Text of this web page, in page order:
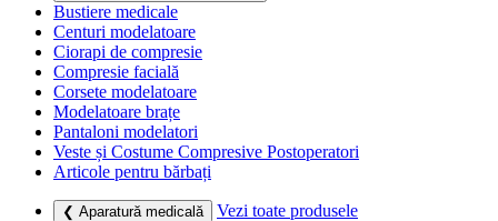
Bustiere medicale
Centuri modelatoare
Ciorapi de compresie
Compresie facială
Corsete modelatoare
Modelatoare brațe
Pantaloni modelatori
Veste și Costume Compresive Postoperatori
Articole pentru bărbați
❮ Aparatură medicală
Vezi toate produsele